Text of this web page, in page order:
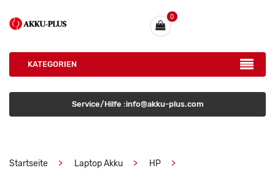
0
KATEGORIEN
Service/Hilfe :info@akku-plus.com
Startseite Laptop Akku
HP